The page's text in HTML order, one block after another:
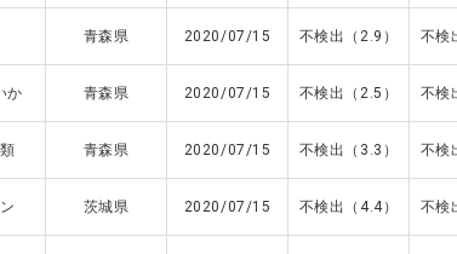
青森県 2020/07/15 不検出（2.9） 不検
か 青森県 2020/07/15 不検出（2.5） 不検
青森県 2020/07/15 不検出（3.3） 不検
茨城県 2020/07/15 不検出（4.4） 不検